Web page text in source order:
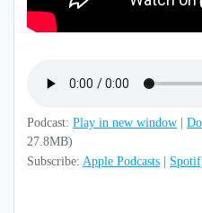
Podcast: Play in new window
27.8MB)
Subscribe: Apple Podcasts